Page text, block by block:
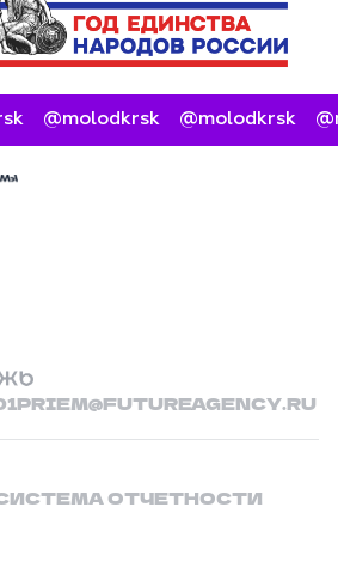
@molodkrsk @molodkrsk
PRIEM@FUTUREAGENCY.RU
ОТЧЕТНОСТИ